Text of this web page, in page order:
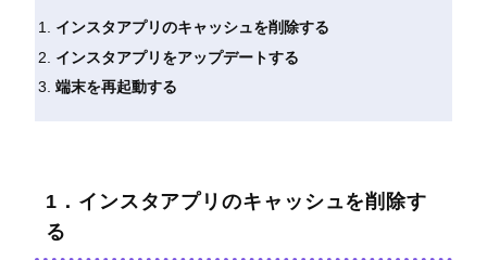
インスタアプリのキャッシュを削除する
インスタアプリをアップデートする
端末を再起動する
1．インスタアプリのキャッシュを削除す
る